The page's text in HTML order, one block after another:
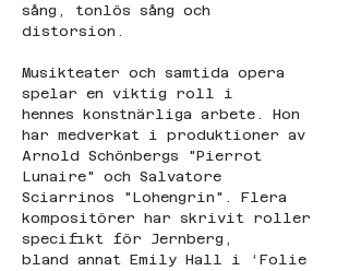
sång, tonlös sång och
distorsion.
Musikteater och samtida opera
spelar en viktig roll i
hennes konstnärliga arbete. Hon
har medverkat i produktioner av
Arnold Schönbergs "Pierrot
Lunaire" och Salvatore
Sciarrinos "Lohengrin". Flera
kompositörer har skrivit roller
specifikt för Jernberg,
bland annat Emily Hall i ‘Folie